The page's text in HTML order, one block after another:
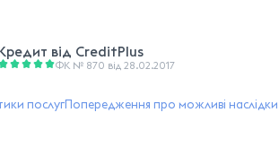
від CreditPlus
ФК № 870 від 28.02.2017
послугПопередження про можливі наслідки